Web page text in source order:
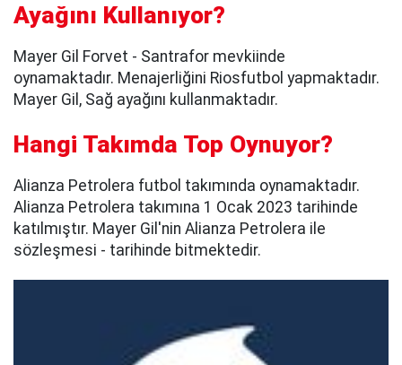
Ayağını Kullanıyor?
Mayer Gil Forvet - Santrafor mevkiinde
oynamaktadır. Menajerliğini Riosfutbol yapmaktadır.
Mayer Gil, Sağ ayağını kullanmaktadır.
Hangi Takımda Top Oynuyor?
Alianza Petrolera futbol takımında oynamaktadır.
Alianza Petrolera takımına 1 Ocak 2023 tarihinde
katılmıştır. Mayer Gil'nin Alianza Petrolera ile
sözleşmesi - tarihinde bitmektedir.